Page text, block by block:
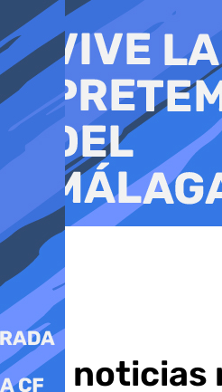
al
contenido
Las noticias